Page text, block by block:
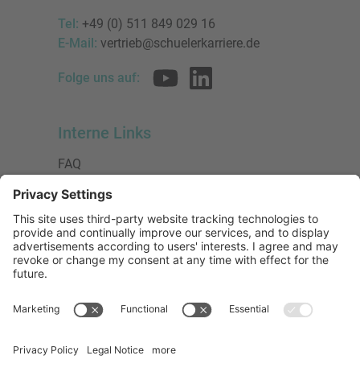
Tel: +49 (0) 511 849 029 16
E-Mail: vertrieb@schuelerkarriere.de
Folge uns auf:
Interne Links
FAQ
Datenschutzerklärung
Impressum
Presse
Urheberrecht
Mitglied bei:
Die Jungen Unternehmer